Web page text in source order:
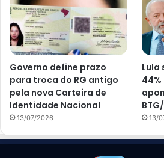
Governo define prazo
para troca do RG antigo
pela nova Carteira de
Identidade Nacional
13/07/2026
Lula
44%
13/